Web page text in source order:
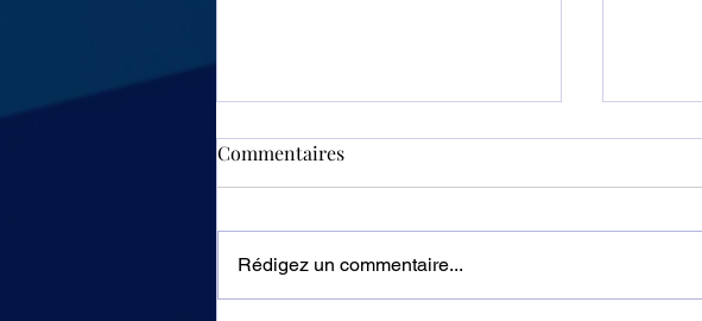
Commentaires
Rédigez un commentaire...